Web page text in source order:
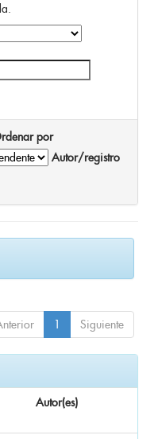
por
Autor/registro
1 Siguiente
Autor(es)